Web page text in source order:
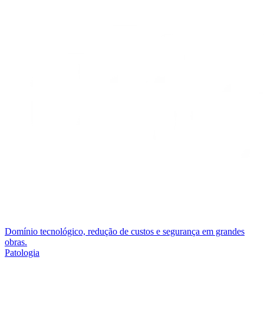
Domínio tecnológico, redução de custos e segurança em grandes
obras.
Patologia